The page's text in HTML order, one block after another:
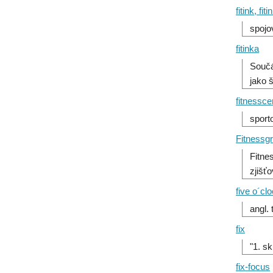
fitink,
fitinka
jako
five
angl.
fix
"1.
fix-focus